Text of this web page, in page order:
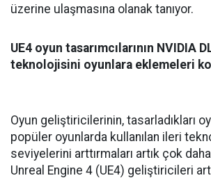
üzerine ulaşmasına olanak tanıyor.
UE4 oyun tasarımcılarının NVIDIA
teknolojisini oyunlara eklemeleri
Oyun geliştiricilerinin, tasarladıkları
popüler oyunlarda kullanılan ileri
seviyelerini arttırmaları artık çok
Unreal Engine 4 (UE4) geliştiricileri